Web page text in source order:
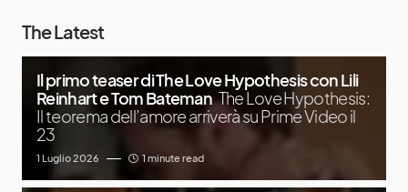
The Latest
Il primo teaser di The Love Hypothesis con Lili
Reinhart e Tom Bateman The Love Hypothesis:
Il teorema dell’amore arriverà su Prime Video il
23
1 Luglio 2026 1 minute read